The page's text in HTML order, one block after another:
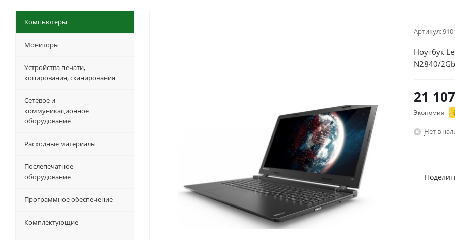
Артикул:
Ноутбук
N2840/
21 107
Экономия
Нет в
Компьютеры
Мониторы
Устройства печати,
копирования, сканирования
Сетевое и
коммуникационное
оборудование
Расходные материалы
Послепечатное
оборудование
Программное обеспечение
Комплектующие